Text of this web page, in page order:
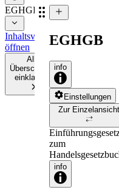
EGHGB
Inhaltsverzeichnis
öffnen
Alle
Überschriften
einklappen
EGHGB
info
Einstellungen
Zur Einzelansicht
zum
info